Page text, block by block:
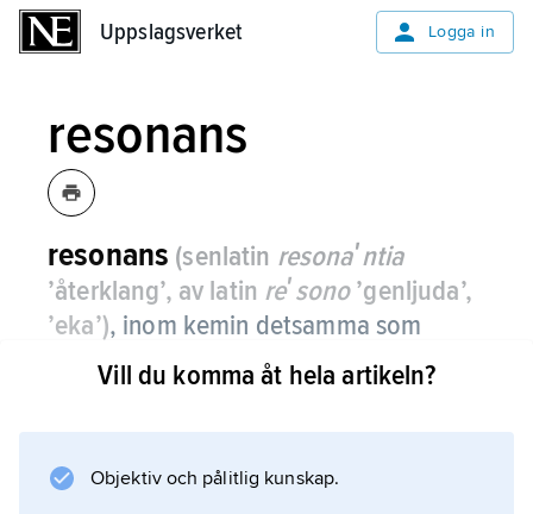
Uppslagsverket Logga in
resonans
resonans (senlatin resonaʹntia
’återklang’, av latin reʹsono’genljuda’,
’eka’), inom kemin detsamma som
mesomeri
Vill du komma åt hela artikeln?
Objektiv och pålitlig kunskap.